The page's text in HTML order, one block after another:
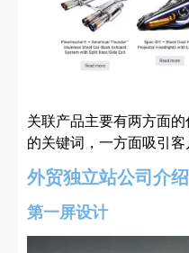
关联产品主要有两方面
的关键词，一方面吸引客
外贸独立站公司介
第一屏设计